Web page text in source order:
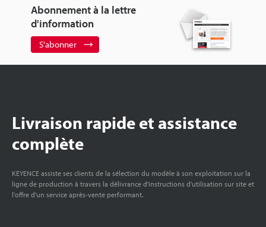
Abonnement à la lettre
d'information
S'abonner
Livraison rapide et assistance
complète
KEYENCE assiste ses clients de la sélection du modèle à son exploitation sur la
ligne de production à travers la délivrance d'instructions d'utilisation sur site et
l'offre d'un service après-vente performant.